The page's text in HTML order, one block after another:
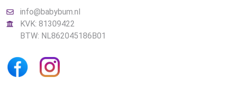
info@babybum.nl
KVK: 81309422
BTW: NL862045186B01